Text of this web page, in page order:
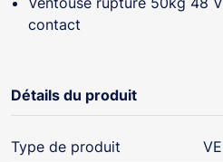
contact
Détails du produit
Type de produit